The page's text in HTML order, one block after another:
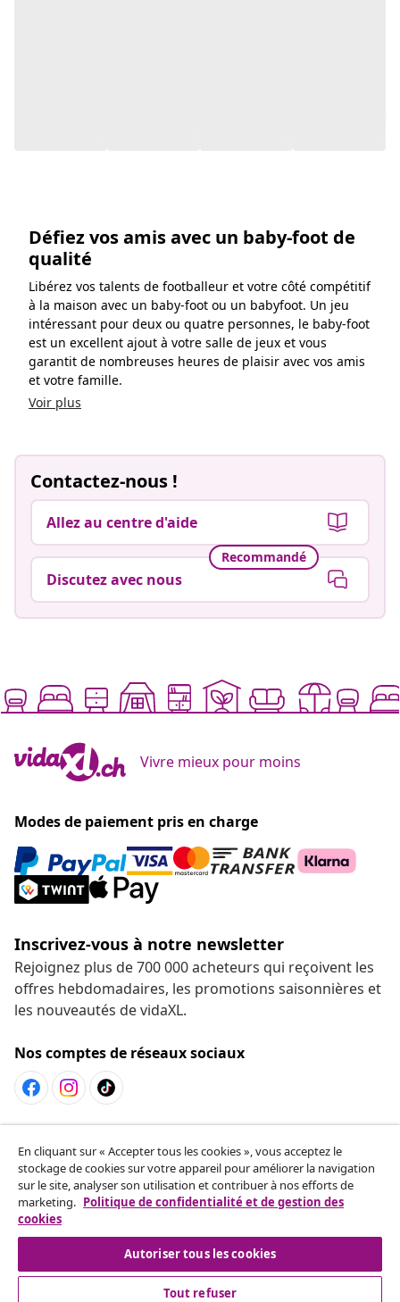
Contactez-nous !
Allez au centre d'aide
Recommandé
Discutez avec nous
Vivre mieux pour moins
Modes de paiement pris en charge
Rejoignez plus de 700 000 acheteurs qui reçoivent les
offres hebdomadaires, les promotions saisonnières et
Nos comptes de réseaux sociaux
Service Clients
Entreprises
vidaXL
More content links
© 2008-2026 www.vidaxl.ch est un site web de TM
En cliquant sur « Accepter tous les cookies », vous acceptez le
stockage de cookies sur votre appareil pour améliorer la navigation
sur le site, analyser son utilisation et contribuer à nos efforts de
marketing. Politique de confidentialité et de gestion des
cookies
Autoriser tous les cookies
Tout refuser